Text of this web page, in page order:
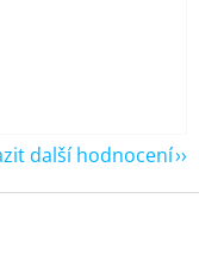
hvězdiček.
další hodnocení